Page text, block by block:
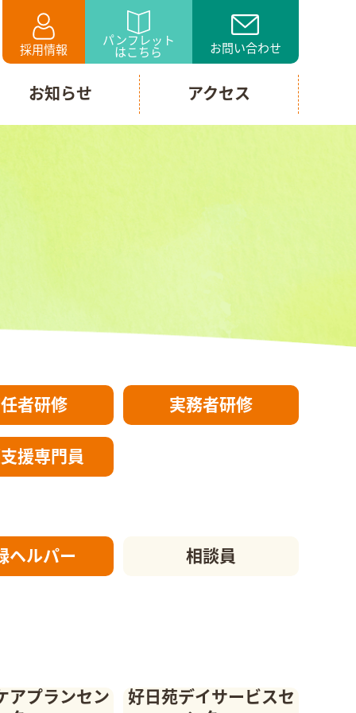
採用情報
パンフレット
はこちら お問い合わせ
お知らせ アクセス
者研修 実務者研修
援専門員
ヘルパー 相談員
アプランセン
好日苑デイサービスセ